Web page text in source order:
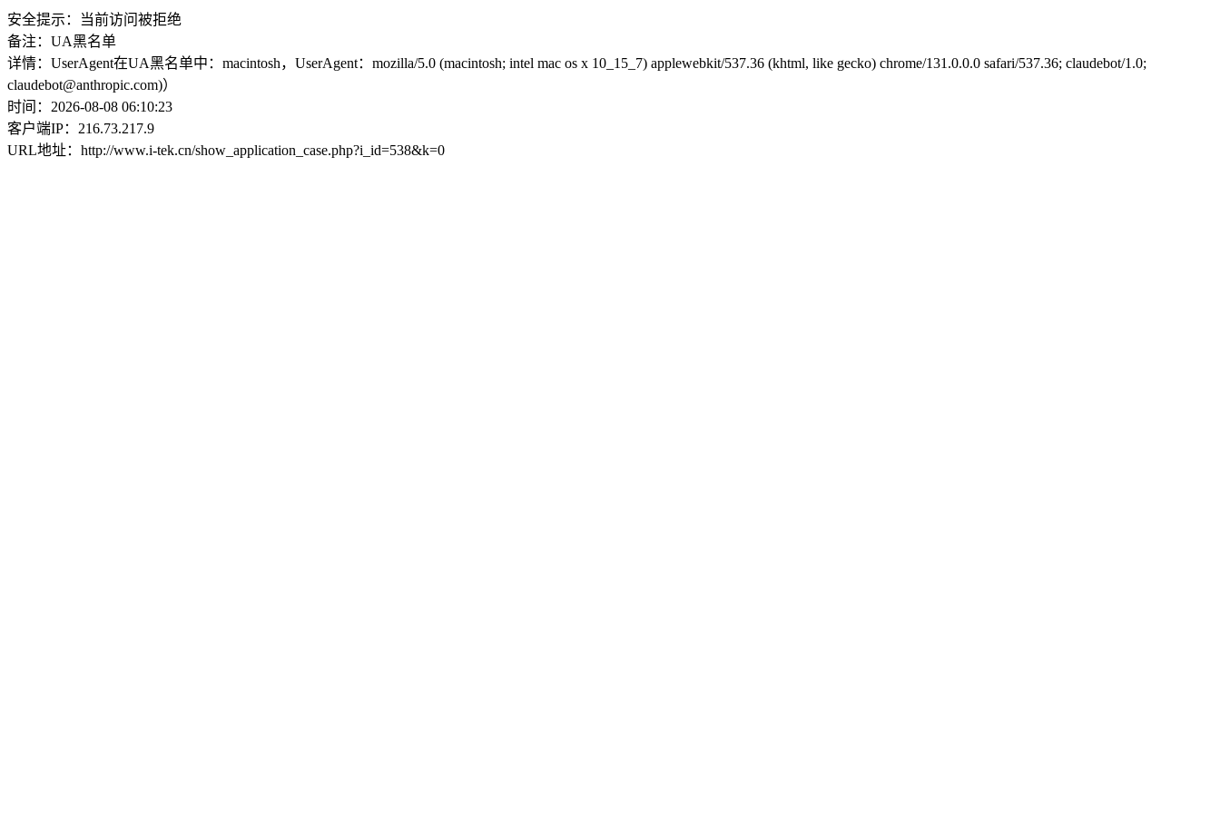
安全提示：当前访问被拒绝
备注：UA黑名单
详情：UserAgent在UA黑名单中：macintosh，UserAgent：mozilla/5.0 (macintosh; intel mac os x 10_15_7) applewebkit/537.36 (khtml, like gecko) chrome/131.0.0.0 safari/537.36; claudebot/1.0;
claudebot@anthropic.com)）
时间：2026-08-08 06:10:23
客户端IP：216.73.217.9
URL地址：http://www.i-tek.cn/show_application_case.php?i_id=538&k=0